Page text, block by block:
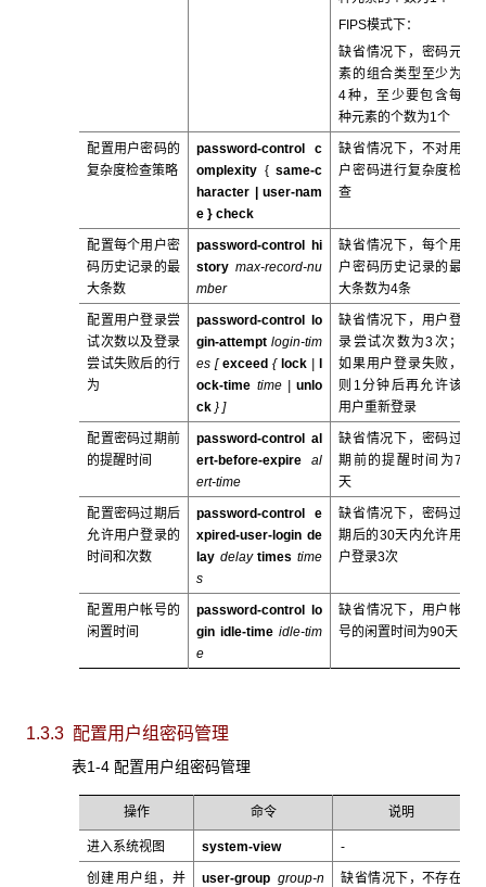
FIPS模式下：
缺省情况下，密码元
素的组合类型至少为
4种，至少要包含每
种元素的个数为1个
配置用户密码的
复杂度检查策略
password-control c
omplexity {same-c
haracter | user-nam
e}check
缺省情况下，不对用
户密码进行复杂度检
查
配置每个用户密
码历史记录的最
大条数
password-control hi
story max-record-nu
mber
缺省情况下，每个用
户密码历史记录的最
大条数为4条
配置用户登录尝
试次数以及登录
尝试失败后的行
为
password-control lo
gin-attempt login-tim
es [exceed { lock
ock-time time| unlo
ck } ]
缺省情况下，用户登
录尝试次数为3次；
如果用户登录失败，
则1分钟后再允许该
用户重新登录
配置密码过期前
的提醒时间
password-control al
ert-before-expire al
ert-time
缺省情况下，密码过
期前的提醒时间为7
天
配置密码过期后
允许用户登录的
时间和次数
password-control e
xpired-user-login de
lay delaytimes time
s
缺省情况下，密码过
期后的30天内允许用
户登录3次
配置用户帐号的
闲置时间
password-control lo
gin idle-time idle-tim
e
缺省情况下，用户帐
号的闲置时间为90天
1.3.3 配置用户组密码管理
表1-4 配置用户组密码管理
操作 命令 说明
进入系统视图 system-view -
创建用户组，并
user-group group-n
缺省情况下，不存在